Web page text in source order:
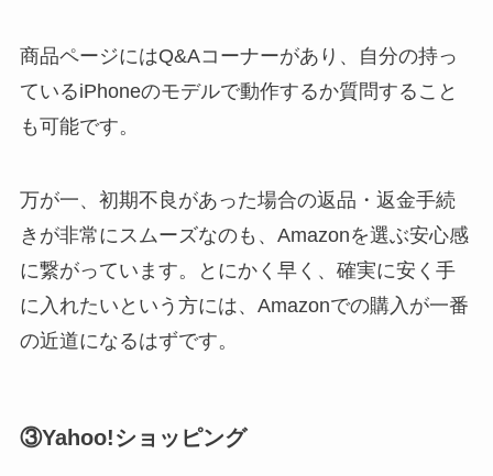
商品ページにはQ&Aコーナーがあり、自分の持っ
ているiPhoneのモデルで動作するか質問すること
も可能です。
万が一、初期不良があった場合の返品・返金手続
きが非常にスムーズなのも、Amazonを選ぶ安心感
に繋がっています。とにかく早く、確実に安く手
に入れたいという方には、Amazonでの購入が一番
の近道になるはずです。
③Yahoo!ショッピング